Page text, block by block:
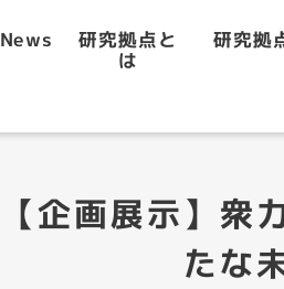
News 研究拠点と
は
研究拠
【企画展示】
たな